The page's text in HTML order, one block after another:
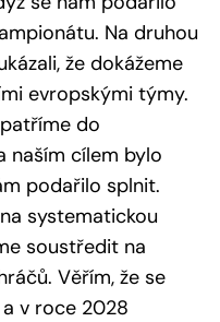
Na druhou
že dokážeme
evropskými týmy.
do
naším cílem bylo
podařilo splnit.
systematickou
soustředit na
Věřím, že se
v roce 2028